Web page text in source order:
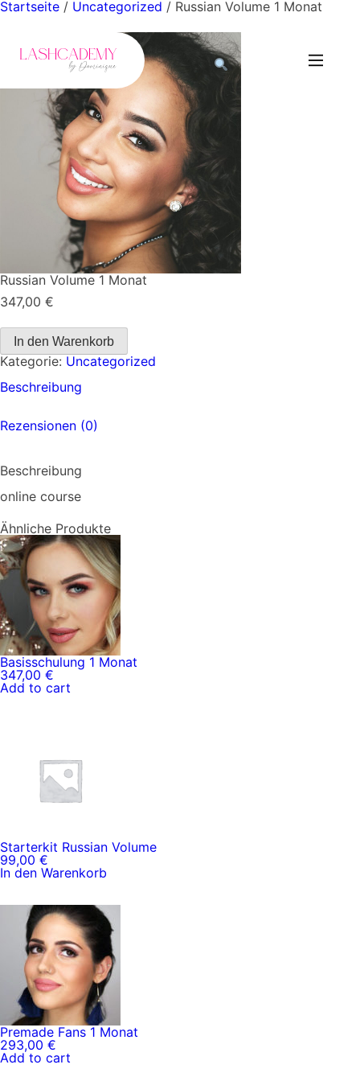
Startseite / Uncategorized / Russian Volume 1 Monat
Russian Volume 1 Monat
347,00 €
Russian
Volume
1
Monat
Menge
In den Warenkorb
Kategorie: Uncategorized
Beschreibung
Rezensionen (0)
Beschreibung
online course
Ähnliche Produkte
Basisschulung 1 Monat
347,00 €
Add to cart
Starterkit Russian Volume
99,00 €
In den Warenkorb
Premade Fans 1 Monat
293,00 €
Add to cart